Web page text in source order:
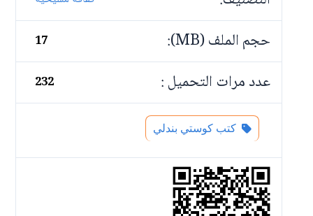
حجم الملف (MB): 17
عدد مرات التحميل : 232
كتب كوستي بندلي